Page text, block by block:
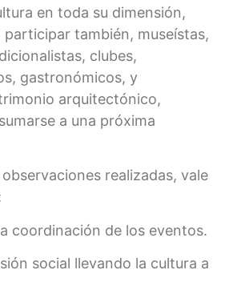
en toda su dimensión,
también, museístas,
clubes,
gastronómicos, y
arquitectónico,
a una próxima
realizadas, vale
coordinación de los eventos.
social llevando la cultura a